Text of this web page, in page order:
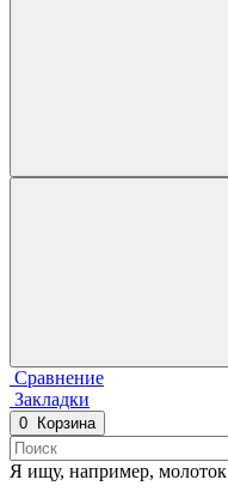
Сравнение
Закладки
0
Корзина
Я ищу, например, молоток